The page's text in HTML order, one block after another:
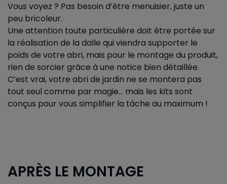
Vous voyez ? Pas besoin d’être menuisier, juste un
peu bricoleur.
Une attention toute particulière doit être portée sur
la réalisation de la dalle qui viendra supporter le
poids de votre abri, mais pour le montage du produit,
rien de sorcier grâce à une notice bien détaillée.
C’est vrai, votre abri de jardin ne se montera pas
tout seul comme par magie... mais les kits sont
conçus pour vous simplifier la tâche au maximum !
APRÈS LE MONTAGE